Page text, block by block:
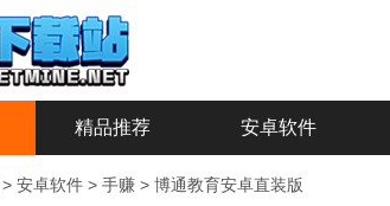
精品推荐 安卓软件
> 安卓软件 > 手赚 > 博通教育安卓直装版